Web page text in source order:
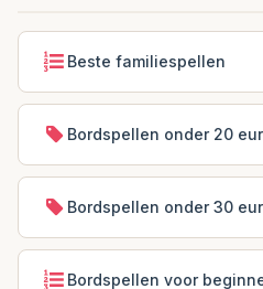
Beste familiespellen
Bordspellen onder 20
Bordspellen onder 30
Bordspellen voor